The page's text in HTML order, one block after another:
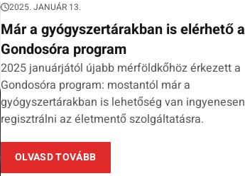
2025. JANUÁR 13.
Már a gyógyszertárakban is elérhető a
Gondosóra program
2025 januárjától újabb mérföldkőhöz érkezett a
Gondosóra program: mostantól már a
gyógyszertárakban is lehetőség van ingyenesen
regisztrálni az életmentő szolgáltatásra.
OLVASD TOVÁBB